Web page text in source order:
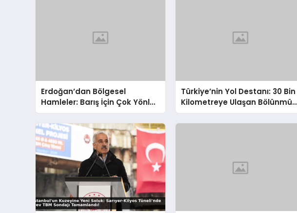
Erdoğan’dan Bölgesel
Hamleler: Barış İçin Çok Yönlü
Diplomasi
Türkiye’nin Yol Destanı: 30 Bin
Kilometreye Ulaşan Bölünmüş
Yollar ve Aşılmaz Direnç